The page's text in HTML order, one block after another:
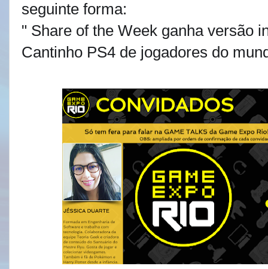
seguinte forma:
" Share of the Week ganha versão
Cantinho PS4 de jogadores do